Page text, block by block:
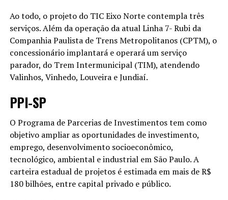
Ao todo, o projeto do TIC Eixo Norte contempla três
serviços. Além da operação da atual Linha 7- Rubi da
Companhia Paulista de Trens Metropolitanos (CPTM), o
concessionário implantará e operará um serviço
parador, do Trem Intermunicipal (TIM), atendendo
Valinhos, Vinhedo, Louveira e Jundiaí.
PPI-SP
O Programa de Parcerias de Investimentos tem como
objetivo ampliar as oportunidades de investimento,
emprego, desenvolvimento socioeconômico,
tecnológico, ambiental e industrial em São Paulo. A
carteira estadual de projetos é estimada em mais de R$
180 bilhões, entre capital privado e público.